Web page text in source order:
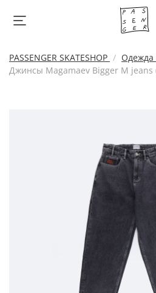
PASSENGER SKATESHOP Одежда
Джинсы Magamaev Bigger M jeans